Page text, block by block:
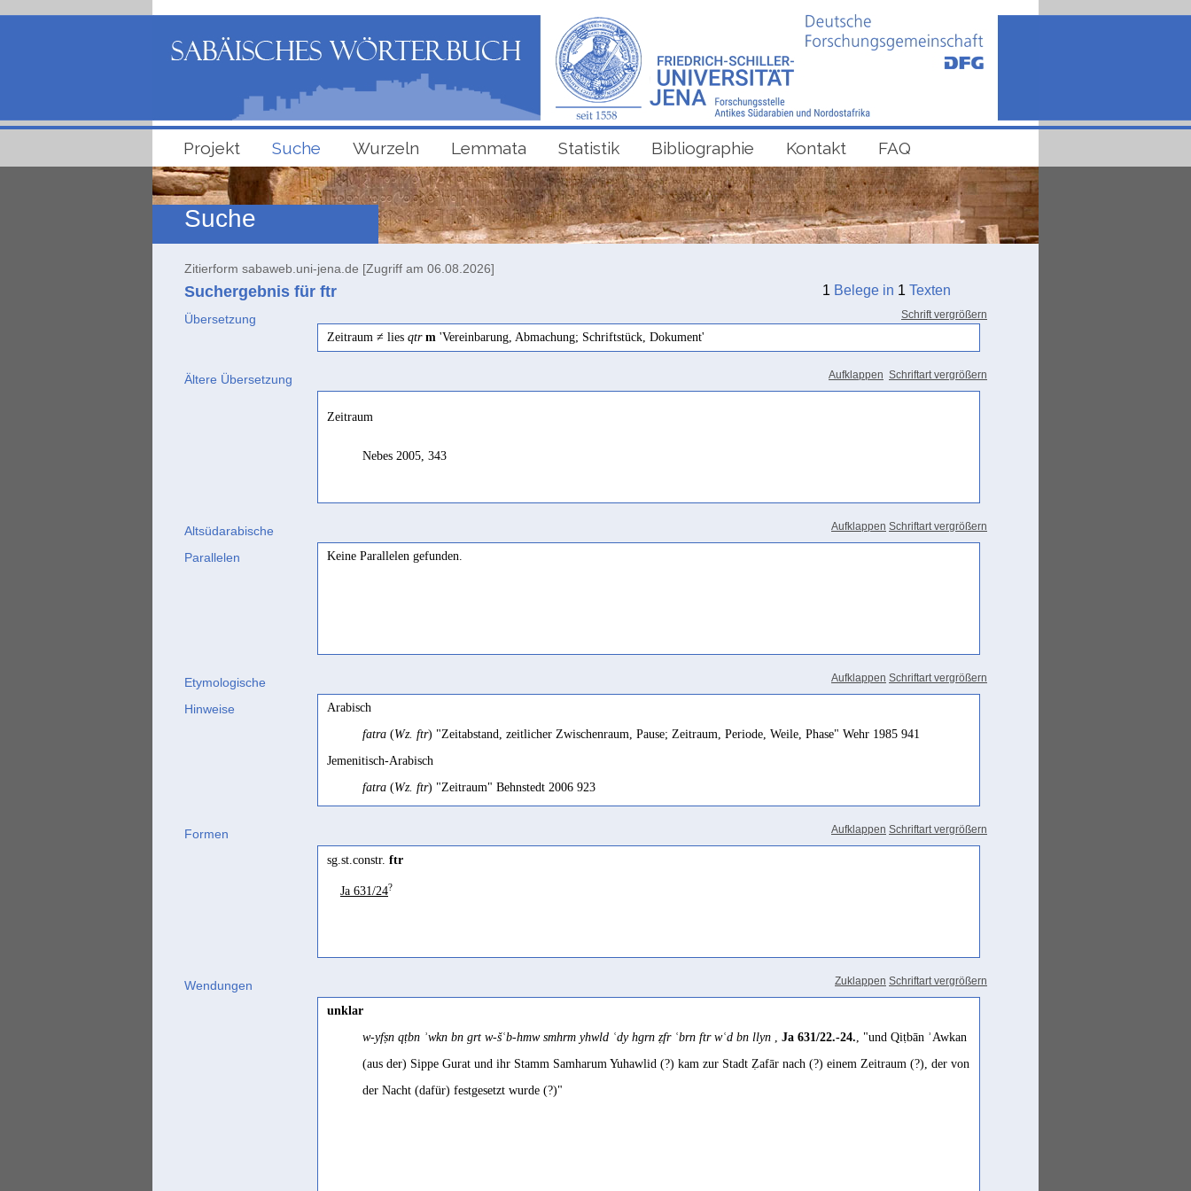
Projekt Suche Wurzeln Lemmata Statistik Bibliographie Kontakt FAQ
Suche
Zitierform sabaweb.uni-jena.de [Zugriff am 06.08.2026]
Suchergebnis für ftr 1 Belege in 1 Texten
Übersetzung Schrift vergrößern
Zeitraum ≠ lies qtr m 'Vereinbarung, Abmachung; Schriftstück, Dokument'
Ältere Übersetzung Aufklappen Schriftart vergrößern
Zeitraum
Nebes 2005, 343
Altsüdarabische
Parallelen
Aufklappen Schriftart vergrößern
Keine Parallelen gefunden.
Etymologische
Hinweise
Aufklappen Schriftart vergrößern
Arabisch
fatra (Wz. ftr) "Zeitabstand, zeitlicher Zwischenraum, Pause; Zeitraum, Periode, Weile, Phase" Wehr 1985 941
Jemenitisch-Arabisch
fatra (Wz. ftr) "Zeitraum" Behnstedt 2006 923
Formen Aufklappen Schriftart vergrößern
sg.st.constr. ftr
Ja 631/24?
Wendungen Zuklappen Schriftart vergrößern
unklar
w-yfṣn qṭbn ʾwkn bn grt w-šʿb-hmw smhrm yhwld ʿdy hgrn ẓfr ʿbrn ftr wʿd bn llyn , Ja 631/22.-24., "und Qiṭbān ʾAwkan
(aus der) Sippe Gurat und ihr Stamm Samharum Yuhawlid (?) kam zur Stadt Ẓafār nach (?) einem Zeitraum (?), der von
der Nacht (dafür) festgesetzt wurde (?)"